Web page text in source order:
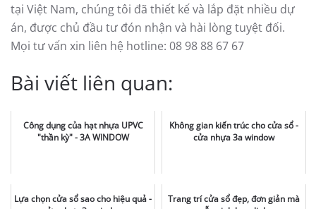
tại Việt Nam, chúng tôi đã thiết kế và lắp đặt nhiều dự
án, được chủ đầu tư đón nhận và hài lòng tuyệt đối.
Mọi tư vấn xin liên hệ hotline: 08 98 88 67 67
Bài viết liên quan:
Công dụng của hạt nhựa UPVC
"thần kỳ" - 3A WINDOW
Không gian kiến trúc cho cửa sổ -
cửa nhựa 3a window
Lựa chọn cửa sổ sao cho hiệu quả -
Trang trí cửa sổ đẹp, đơn giản mà